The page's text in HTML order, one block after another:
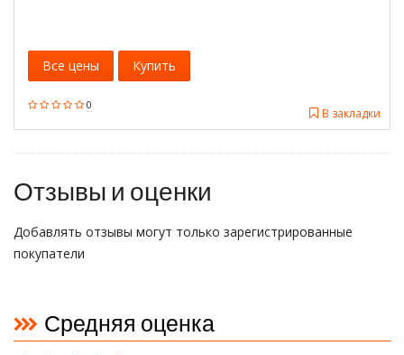
0
В закладки
Все цены Купить
Отзывы и оценки
Добавлять отзывы могут только зарегистрированные
покупатели
Средняя оценка